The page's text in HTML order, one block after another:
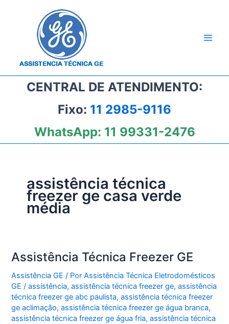
CENTRAL DE ATENDIMENTO:
Fixo: 11 2985-9116
WhatsApp: 11 99331-2476
assistência técnica
freezer ge casa verde
média
Assistência Técnica Freezer GE
Assistência GE / PorAssistência Técnica Eletrodomésticos
GE/assistência,assistência técnica freezer ge,assistência
técnica freezer ge abc paulista,assistência técnica freezer
ge aclimação,assistência técnica freezer ge água branca,
assistência técnica freezer ge água fria,assistência técnica